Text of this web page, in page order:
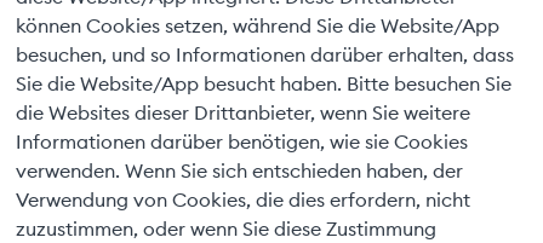
können Cookies setzen, während Sie die Website/App
besuchen, und so Informationen darüber erhalten, dass
Sie die Website/App besucht haben. Bitte besuchen Sie
die Websites dieser Drittanbieter, wenn Sie weitere
Informationen darüber benötigen, wie sie Cookies
verwenden. Wenn Sie sich entschieden haben, der
Verwendung von Cookies, die dies erfordern, nicht
zuzustimmen, oder wenn Sie diese Zustimmung